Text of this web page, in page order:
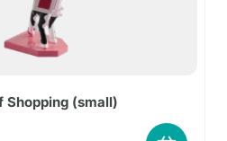
Shopping (small)